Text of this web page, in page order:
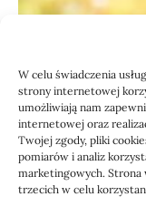
W celu świadczenia
strony internetowej
umożliwiają nam
internetowej oraz
Twojej zgody, pliki
pomiarów i analiz
marketingowych.
trzecich w celu
Usługi